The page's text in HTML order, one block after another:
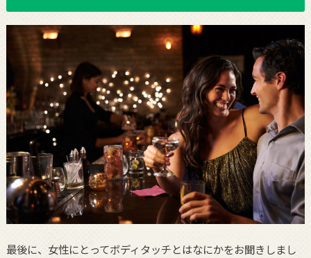
最後に、女性にとってボディタッチとはなにかをお聞きしまし